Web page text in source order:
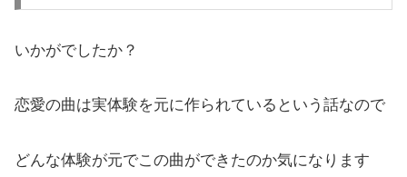
いかがでしたか？
恋愛の曲は実体験を元に作られているという話なので
どんな体験が元でこの曲ができたのか気になります